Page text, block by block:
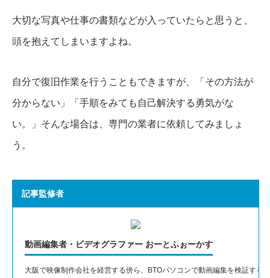
大切な写真や仕事の書類などが入っていたらと思うと、
頭を抱えてしまいますよね。
自分で復旧作業を行うこともできますが、「その方法が
分からない」「手順をみても自己解決する勇気がな
い。」そんな場合は、専門の業者に依頼してみましょ
う。
記事監修者
動画編集者・ビデオグラファー おーとふぉーかす
大阪で映像制作会社を経営する傍ら、BTOパソコンで動画編集を検証するブ